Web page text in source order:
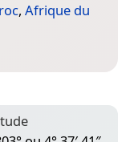
, Afrique du